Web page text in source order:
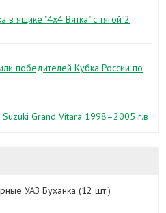
ящике "4х4 Вятка" с тягой 2
победителей Кубка России по
Suzuki Grand Vitara 1998–2005 г.в
УАЗ Буханка (12 шт.)